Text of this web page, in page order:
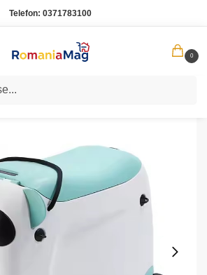
Telefon: 0371783100
0
Valiza Copii cu Roti Design Panda – Functie Scaun si Geanta de Mana Calatorii